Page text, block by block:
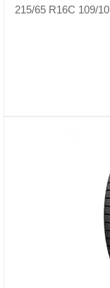
215/65 R16C 109/